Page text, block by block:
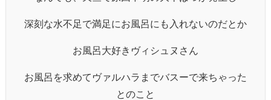
深刻な水不足で満足にお風呂にも入れないのだとか
お風呂大好きヴィシュヌさん
お風呂を求めてヴァルハラまでバスーで来ちゃった
とのこと